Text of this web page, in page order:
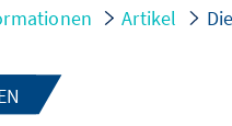
Artikel